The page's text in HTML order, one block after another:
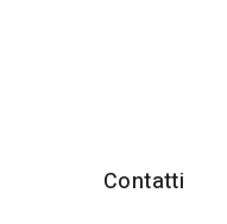
Contatti